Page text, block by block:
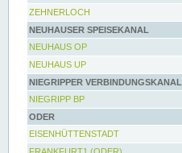
ZEHNERLOCH
NEUHAUSER SPEISEKANAL
NEUHAUS OP
NEUHAUS UP
NIEGRIPPER VERBINDUNGSKANAL
NIEGRIPP BP
ODER
EISENHÜTTENSTADT